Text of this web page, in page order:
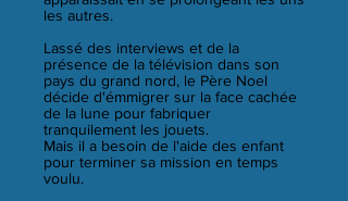
les autres.
Lassé des interviews et de la
présence de la télévision dans son
pays du grand nord, le Père Noel
décide d'émmigrer sur la face cachée
de la lune pour fabriquer
tranquilement les jouets.
Mais il a besoin de l'aide des enfant
pour terminer sa mission en temps
voulu.